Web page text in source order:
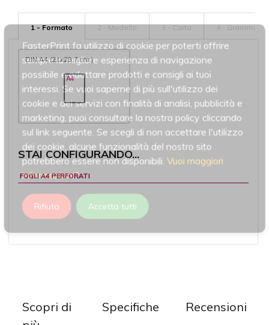
FasterPrint fa utilizzo di cookie per poterti offrire
sempre la migliore esperienza di navigazione
possibile e adattare prodotti e consigli ai tuoi
interessi. Se vuoi saperne di più sull'utilizzo dei
cookie e dei servizi con finalità di analisi, pubblicità e
marketing, puoi consultare la nostra policy cliccando
sul link seguente. Se scegli di non accettare l'utilizzo
dei cookie, alcune funzionalità del nostro sito
potrebbero essere non disponibili. Vuoi maggiori
informazioni?
Rifiuta Accetta tutti
1 - Formato 2 - Modello 3 - Carta 4 -
DIN A4 (21x29,7 cm.)
STAI CONFIGURANDO...
FOGLI A4 PERFORATI
Scopri di
Specifiche Recensioni